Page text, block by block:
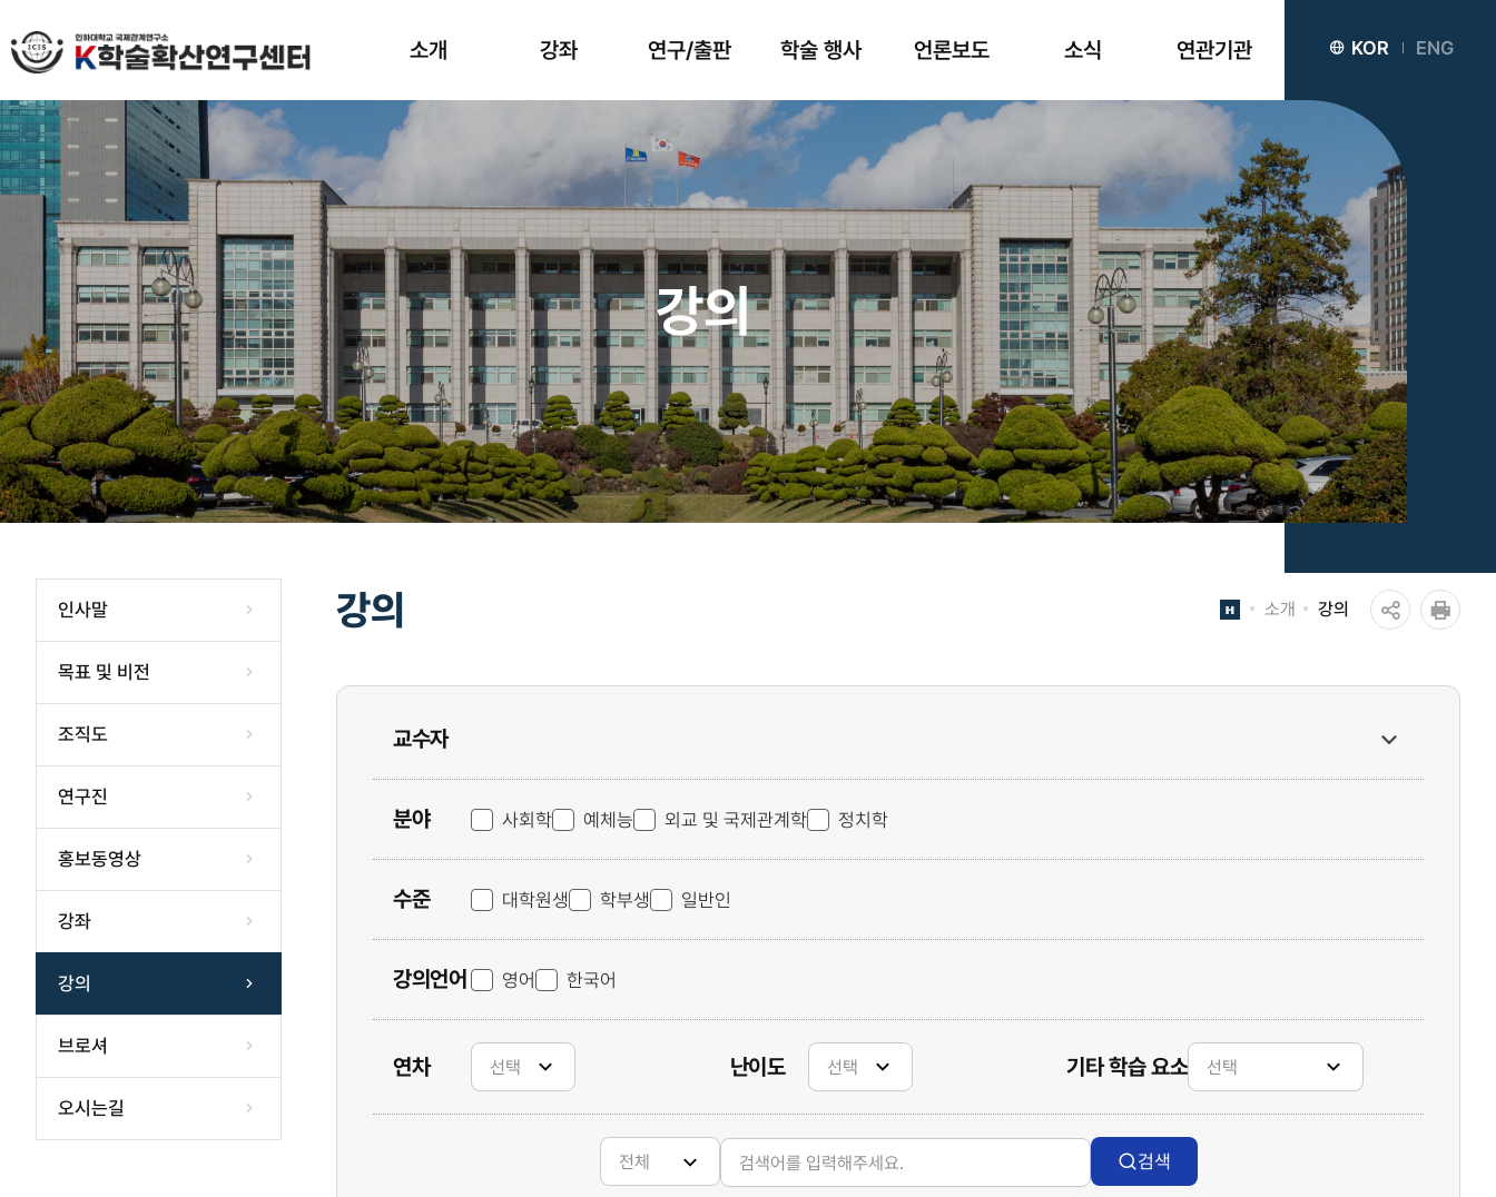
KOR ENG
소개
인사말
조직도
연구진
홍보동영상
강좌
강의
브로셔
오시는길
강좌 연구/출판 학술 행사 언론보도 소식 연관기관
강의
인사말
목표 및 비전
조직도
연구진
홍보동영상
강좌
강의
브로셔
오시는길
강의 소개 강의
유
하
교수자
분야 사회학 예체능 외교 및 국제관계학 정치학
수준 대학원생 학부생 일반인
강의언어 영어 한국어
연차 난이도 기타 학습 요소
검색